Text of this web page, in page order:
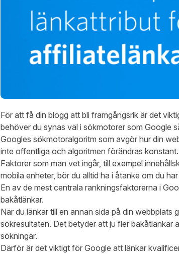
För att få din blogg att bli framgångsrik är det
behöver du synas väl i sökmotorer som Google
Googles sökmotoralgoritm som avgör hur din
inte offentliga och algoritmen förändras konstant.
Faktorer som man vet ingår, till exempel
mobila enheter, bör du alltid ha i åtanke om du
En av de mest centrala rankningsfaktorerna i
bakåtlänkar.
När du länkar till en annan sida på din
sökresultaten. Det betyder att ju fler bakåtlänkar
sökningar.
Därför är det viktigt för Google att länkar